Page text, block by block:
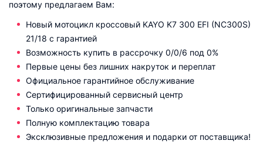
поэтому предлагаем Вам:
Новый мотоцикл кроссовый KAYO K7 300 EFI (NC300S)
21/18 с гарантией
Возможность купить в рассрочку 0/0/6 под 0%
Первые цены без лишних накруток и переплат
Официальное гарантийное обслуживание
Сертифицированный сервисный центр
Только оригинальные запчасти
Полную комплектацию товара
Эксклюзивные предложения и подарки от поставщика!